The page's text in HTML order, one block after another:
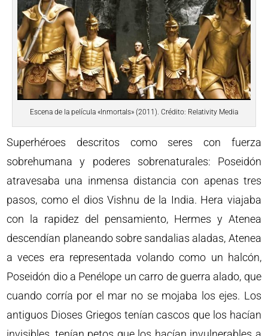
Escena de la película «Inmortals» (2011). Crédito: Relativity Media
Superhéroes descritos como seres con fuerza
sobrehumana y poderes sobrenaturales: Poseidón
atravesaba una inmensa distancia con apenas tres
pasos, como el dios Vishnu de la India. Hera viajaba
con la rapidez del pensamiento, Hermes y Atenea
descendían planeando sobre sandalias aladas, Atenea
a veces era representada volando como un halcón,
Poseidón dio a Penélope un carro de guerra alado, que
cuando corría por el mar no se mojaba los ejes. Los
antiguos Dioses Griegos tenían cascos que los hacían